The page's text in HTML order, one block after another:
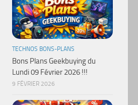
TECHNOS BONS-PLANS
Bons Plans Geekbuying du
Lundi 09 Février 2026 !!!
9 FÉVRIER 2026